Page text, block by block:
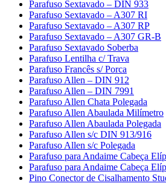
Parafuso Sextavado – DIN 933
Parafuso Sextavado – A307 RI
Parafuso Sextavado – A307 RP
Parafuso Sextavado – A307 GR-B
Parafuso Sextavado Soberba
Parafuso Lentilha c/ Trava
Parafuso Francês s/ Porca
Parafuso Allen – DIN 912
Parafuso Allen – DIN 7991
Parafuso Allen Chata Polegada
Parafuso Allen Abaulada Milímetro
Parafuso Allen Abaulada Polegada
Parafuso Allen s/c DIN 913/916
Parafuso Allen s/c Polegada
Parafuso para Andaime Cabeça
Parafuso para Andaime Cabeça
Pino Conector de Cisalhamento